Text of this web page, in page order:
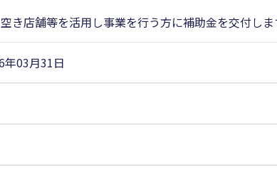
店舗等を活用し事業を行う方に補助金を交付しま
年03月31日